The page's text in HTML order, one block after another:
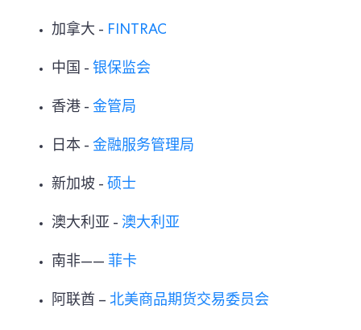
加拿大 - FINTRAC
中国 - 银保监会
香港 - 金管局
日本 - 金融服务管理局
新加坡 - 硕士
澳大利亚 - 澳大利亚
南非—— 菲卡
阿联酋 – 北美商品期货交易委员会